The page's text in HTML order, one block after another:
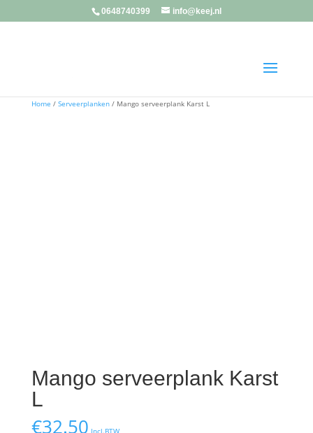
0648740399 info@keej.nl
Home / Serveerplanken/ Mango serveerplank Karst L
Mango serveerplank Karst
L
€32.50